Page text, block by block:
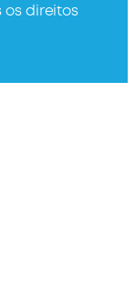
os direitos